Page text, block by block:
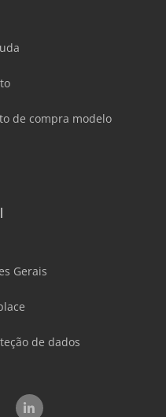
de compra modelo
Gerais
de dados